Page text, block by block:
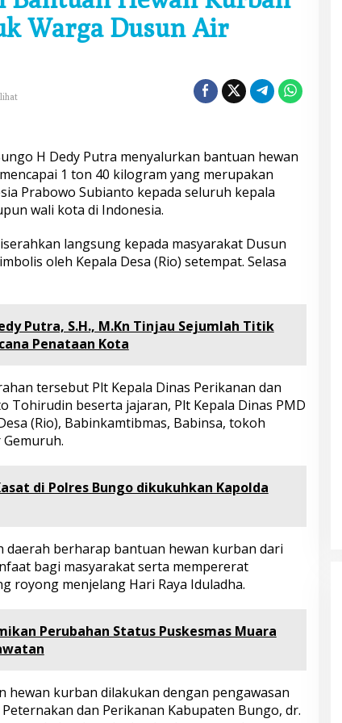
Warga Dusun Air
H Dedy Putra menyalurkan bantuan hewan
1 ton 40 kilogram yang merupakan
Prabowo Subianto kepada seluruh kepala
wali kota di Indonesia.
langsung kepada masyarakat Dusun
oleh Kepala Desa (Rio) setempat. Selasa
Putra, S.H., M.Kn Tinjau Sejumlah Titik
Penataan Kota
tersebut Plt Kepala Dinas Perikanan dan
Tohirudin beserta jajaran, Plt Kepala Dinas PMD
(Rio), Babinkamtibmas, Babinsa, tokoh
di Polres Bungo dikukuhkan Kapolda
daerah berharap bantuan hewan kurban dari
bagi masyarakat serta mempererat
royong menjelang Hari Raya Iduladha.
Perubahan Status Puskesmas Muara
hewan kurban dilakukan dengan pengawasan
dan Perikanan Kabupaten Bungo, dr.
Bupati Bungo Pimpin Apel
Pengukuhan dan Simulasi SOP